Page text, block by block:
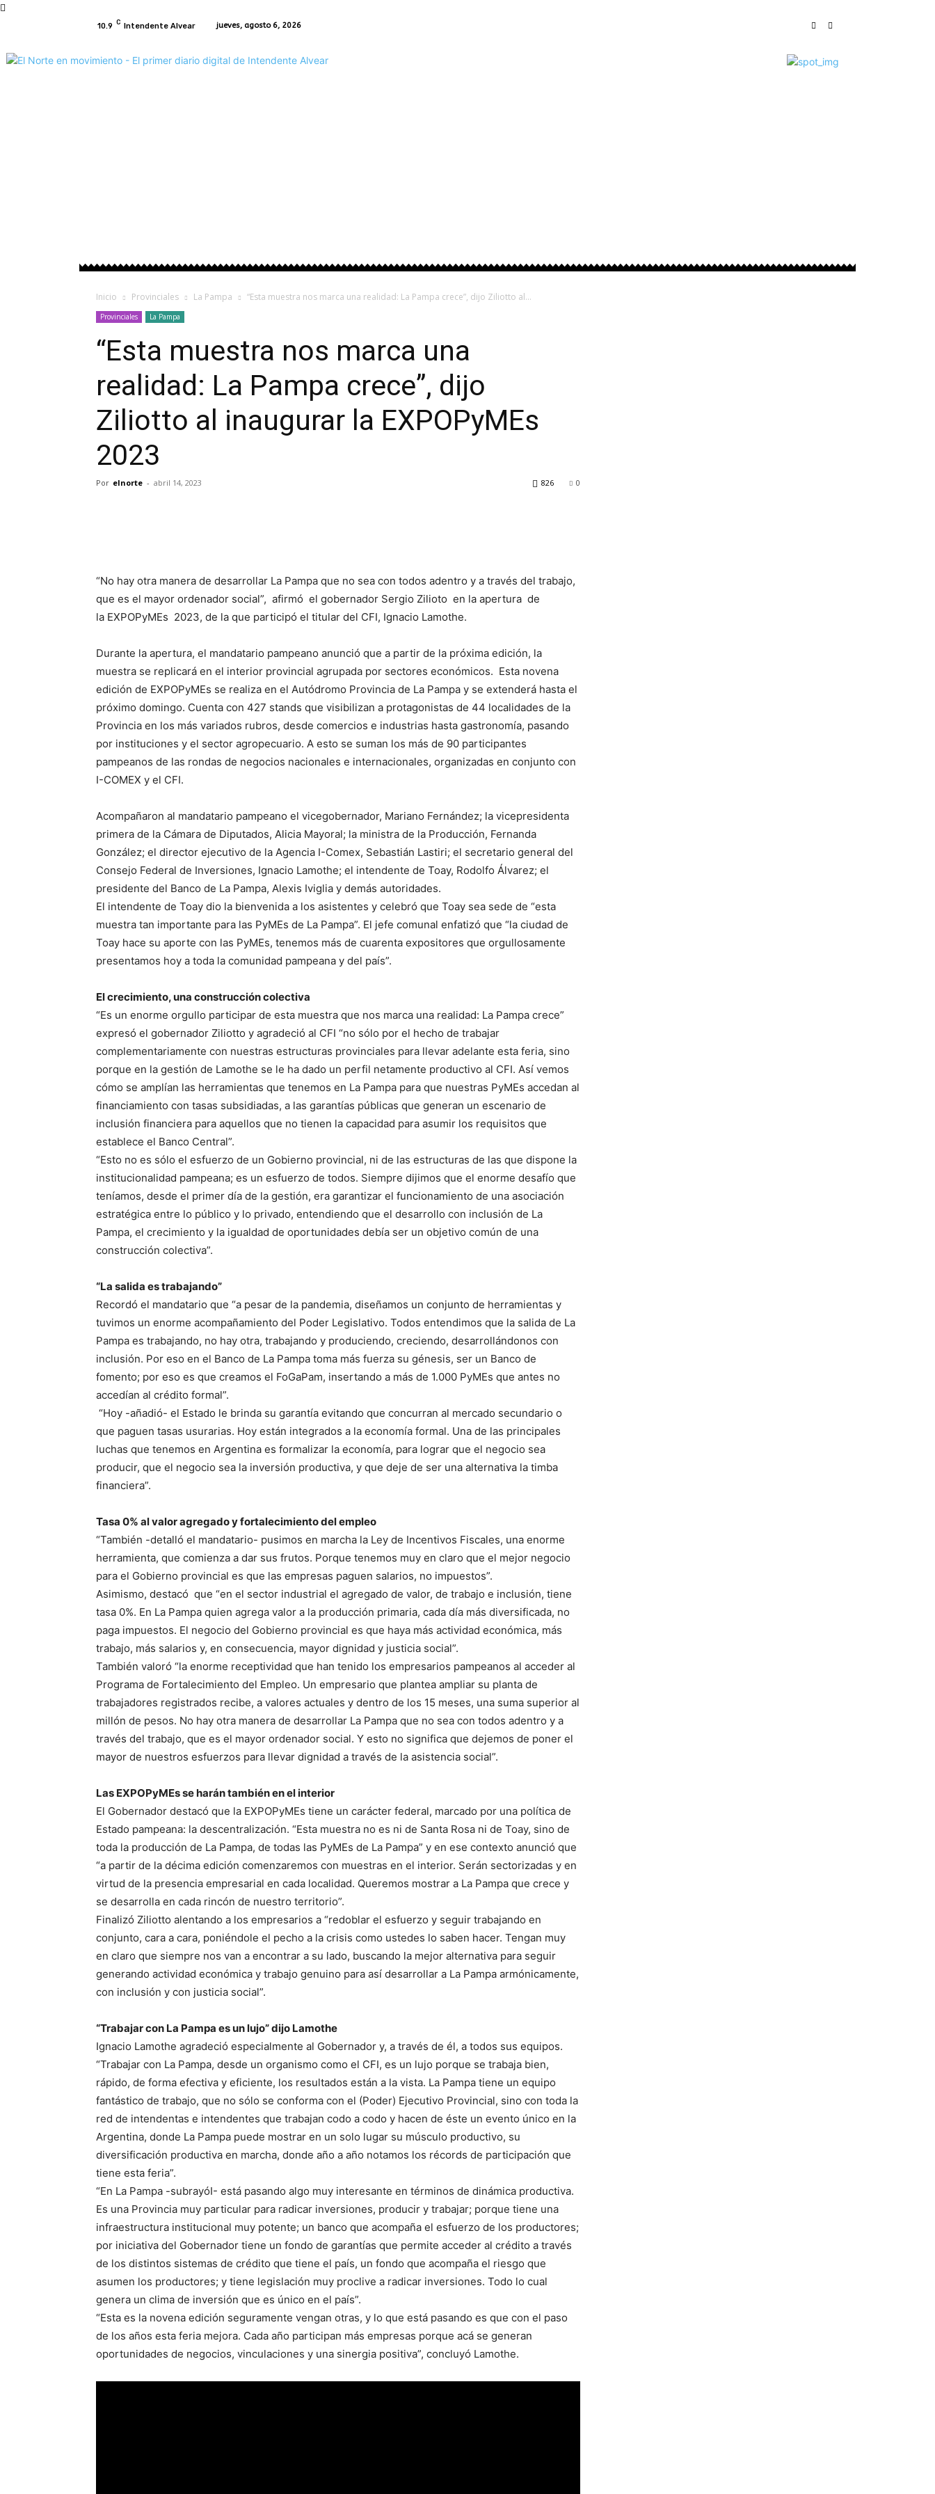
10.9 C Intendente Alvear jueves, agosto 6, 2026
Inicio Provinciales La Pampa “Esta muestra nos marca una realidad: La Pampa crece”, dijo Ziliotto al...
Provinciales La Pampa
“Esta muestra nos marca una
realidad: La Pampa crece”, dijo
Ziliotto al inaugurar la EXPOPyMEs
2023
Por elnorte - abril 14, 2023 0
826
“No hay otra manera de desarrollar La Pampa que no sea con todos adentro y a través del trabajo,
que es el mayor ordenador social”, afirmó el gobernador Sergio Zilioto en la apertura de
la EXPOPyMEs 2023, de la que participó el titular del CFI, Ignacio Lamothe.
Durante la apertura, el mandatario pampeano anunció que a partir de la próxima edición, la
muestra se replicará en el interior provincial agrupada por sectores económicos. Esta novena
edición de EXPOPyMEs se realiza en el Autódromo Provincia de La Pampa y se extenderá hasta el
próximo domingo. Cuenta con 427 stands que visibilizan a protagonistas de 44 localidades de la
Provincia en los más variados rubros, desde comercios e industrias hasta gastronomía, pasando
por instituciones y el sector agropecuario. A esto se suman los más de 90 participantes
pampeanos de las rondas de negocios nacionales e internacionales, organizadas en conjunto con
I-COMEX y el CFI.
Acompañaron al mandatario pampeano el vicegobernador, Mariano Fernández; la vicepresidenta
primera de la Cámara de Diputados, Alicia Mayoral; la ministra de la Producción, Fernanda
González; el director ejecutivo de la Agencia I-Comex, Sebastián Lastiri; el secretario general del
Consejo Federal de Inversiones, Ignacio Lamothe; el intendente de Toay, Rodolfo Álvarez; el
presidente del Banco de La Pampa, Alexis Iviglia y demás autoridades.
El intendente de Toay dio la bienvenida a los asistentes y celebró que Toay sea sede de “esta
muestra tan importante para las PyMEs de La Pampa”. El jefe comunal enfatizó que “la ciudad de
Toay hace su aporte con las PyMEs, tenemos más de cuarenta expositores que orgullosamente
presentamos hoy a toda la comunidad pampeana y del país”.
El crecimiento, una construcción colectiva
“Es un enorme orgullo participar de esta muestra que nos marca una realidad: La Pampa crece”
expresó el gobernador Ziliotto y agradeció al CFI “no sólo por el hecho de trabajar
complementariamente con nuestras estructuras provinciales para llevar adelante esta feria, sino
porque en la gestión de Lamothe se le ha dado un perfil netamente productivo al CFI. Así vemos
cómo se amplían las herramientas que tenemos en La Pampa para que nuestras PyMEs accedan al
financiamiento con tasas subsidiadas, a las garantías públicas que generan un escenario de
inclusión financiera para aquellos que no tienen la capacidad para asumir los requisitos que
establece el Banco Central”.
“Esto no es sólo el esfuerzo de un Gobierno provincial, ni de las estructuras de las que dispone la
institucionalidad pampeana; es un esfuerzo de todos. Siempre dijimos que el enorme desafío que
teníamos, desde el primer día de la gestión, era garantizar el funcionamiento de una asociación
estratégica entre lo público y lo privado, entendiendo que el desarrollo con inclusión de La
Pampa, el crecimiento y la igualdad de oportunidades debía ser un objetivo común de una
construcción colectiva”.
“La salida es trabajando”
Recordó el mandatario que “a pesar de la pandemia, diseñamos un conjunto de herramientas y
tuvimos un enorme acompañamiento del Poder Legislativo. Todos entendimos que la salida de La
Pampa es trabajando, no hay otra, trabajando y produciendo, creciendo, desarrollándonos con
inclusión. Por eso en el Banco de La Pampa toma más fuerza su génesis, ser un Banco de
fomento; por eso es que creamos el FoGaPam, insertando a más de 1.000 PyMEs que antes no
accedían al crédito formal”.
“Hoy -añadió- el Estado le brinda su garantía evitando que concurran al mercado secundario o
que paguen tasas usurarias. Hoy están integrados a la economía formal. Una de las principales
luchas que tenemos en Argentina es formalizar la economía, para lograr que el negocio sea
producir, que el negocio sea la inversión productiva, y que deje de ser una alternativa la timba
financiera”.
Tasa 0% al valor agregado y fortalecimiento del empleo
“También -detalló el mandatario- pusimos en marcha la Ley de Incentivos Fiscales, una enorme
herramienta, que comienza a dar sus frutos. Porque tenemos muy en claro que el mejor negocio
para el Gobierno provincial es que las empresas paguen salarios, no impuestos”.
Asimismo, destacó que “en el sector industrial el agregado de valor, de trabajo e inclusión, tiene
tasa 0%. En La Pampa quien agrega valor a la producción primaria, cada día más diversificada, no
paga impuestos. El negocio del Gobierno provincial es que haya más actividad económica, más
trabajo, más salarios y, en consecuencia, mayor dignidad y justicia social”.
También valoró “la enorme receptividad que han tenido los empresarios pampeanos al acceder al
Programa de Fortalecimiento del Empleo. Un empresario que plantea ampliar su planta de
trabajadores registrados recibe, a valores actuales y dentro de los 15 meses, una suma superior al
millón de pesos. No hay otra manera de desarrollar La Pampa que no sea con todos adentro y a
través del trabajo, que es el mayor ordenador social. Y esto no significa que dejemos de poner el
mayor de nuestros esfuerzos para llevar dignidad a través de la asistencia social”.
Las EXPOPyMEs se harán también en el interior
El Gobernador destacó que la EXPOPyMEs tiene un carácter federal, marcado por una política de
Estado pampeana: la descentralización. “Esta muestra no es ni de Santa Rosa ni de Toay, sino de
toda la producción de La Pampa, de todas las PyMEs de La Pampa” y en ese contexto anunció que
“a partir de la décima edición comenzaremos con muestras en el interior. Serán sectorizadas y en
virtud de la presencia empresarial en cada localidad. Queremos mostrar a La Pampa que crece y
se desarrolla en cada rincón de nuestro territorio”.
Finalizó Ziliotto alentando a los empresarios a “redoblar el esfuerzo y seguir trabajando en
conjunto, cara a cara, poniéndole el pecho a la crisis como ustedes lo saben hacer. Tengan muy
en claro que siempre nos van a encontrar a su lado, buscando la mejor alternativa para seguir
generando actividad económica y trabajo genuino para así desarrollar a La Pampa armónicamente,
con inclusión y con justicia social”.
“Trabajar con La Pampa es un lujo” dijo Lamothe
Ignacio Lamothe agradeció especialmente al Gobernador y, a través de él, a todos sus equipos.
“Trabajar con La Pampa, desde un organismo como el CFI, es un lujo porque se trabaja bien,
rápido, de forma efectiva y eficiente, los resultados están a la vista. La Pampa tiene un equipo
fantástico de trabajo, que no sólo se conforma con el (Poder) Ejecutivo Provincial, sino con toda la
red de intendentas e intendentes que trabajan codo a codo y hacen de éste un evento único en la
Argentina, donde La Pampa puede mostrar en un solo lugar su músculo productivo, su
diversificación productiva en marcha, donde año a año notamos los récords de participación que
tiene esta feria”.
“En La Pampa -subrayóI- está pasando algo muy interesante en términos de dinámica productiva.
Es una Provincia muy particular para radicar inversiones, producir y trabajar; porque tiene una
infraestructura institucional muy potente; un banco que acompaña el esfuerzo de los productores;
por iniciativa del Gobernador tiene un fondo de garantías que permite acceder al crédito a través
de los distintos sistemas de crédito que tiene el país, un fondo que acompaña el riesgo que
asumen los productores; y tiene legislación muy proclive a radicar inversiones. Todo lo cual
genera un clima de inversión que es único en el país”.
“Esta es la novena edición seguramente vengan otras, y lo que está pasando es que con el paso
de los años esta feria mejora. Cada año participan más empresas porque acá se generan
oportunidades de negocios, vinculaciones y una sinergia positiva”, concluyó Lamothe.